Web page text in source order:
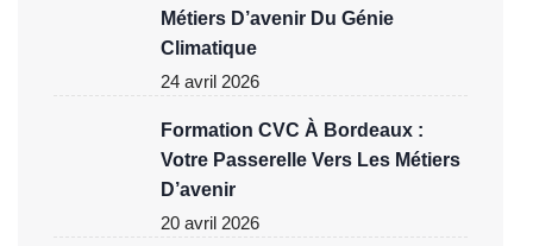
Métiers D’avenir Du Génie
Climatique
24 avril 2026
Formation CVC À Bordeaux :
Votre Passerelle Vers Les Métiers
D’avenir
20 avril 2026